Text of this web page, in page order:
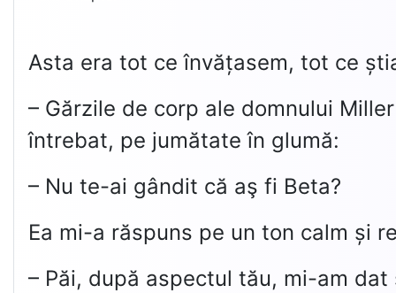
Asta era tot ce învățasem, tot ce
– Gărzile de corp ale domnului
întrebat, pe jumătate în glumă:
– Nu te-ai gândit că aş fi Beta?
Ea mi-a răspuns pe un ton calm și
– Păi, după aspectul tău, mi-am